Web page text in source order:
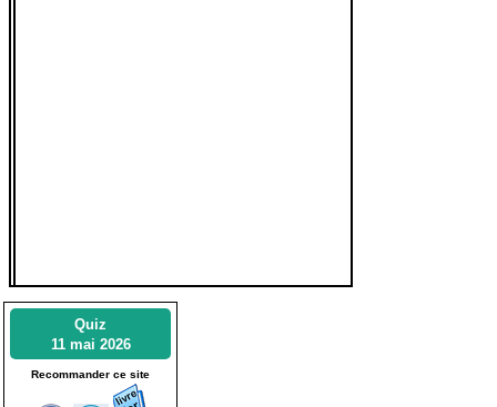
Quiz
11 mai 2026
Recommander ce site